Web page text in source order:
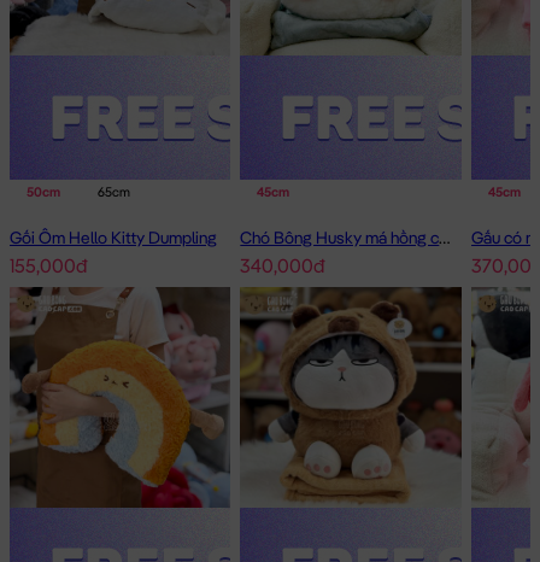
50cm 65cm
Gối Ôm Hello Kitty Dumpling
155,000đ
45cm
Chó Bông Husky má hồng có mền 2in1
340,000đ
45cm